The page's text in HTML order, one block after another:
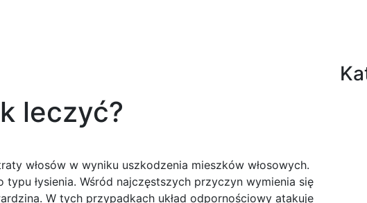
leczyć?
włosów w wyniku uszkodzenia mieszków włosowych.
łysienia. Wśród najczęstszych przyczyn wymienia się
W tych przypadkach układ odpornościowy atakuje